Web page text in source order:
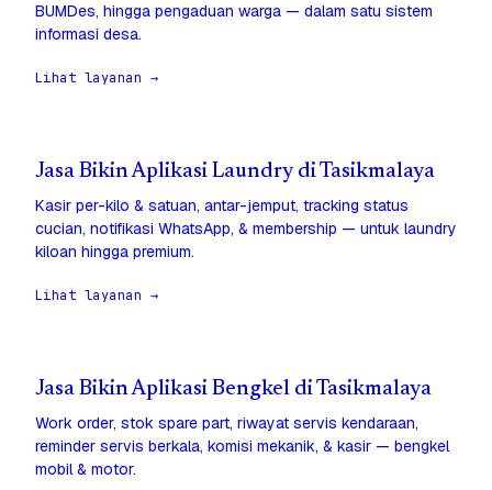
BUMDes, hingga pengaduan warga — dalam satu sistem
informasi desa.
Lihat layanan →
Jasa Bikin Aplikasi Laundry di Tasikmalaya
Kasir per-kilo & satuan, antar-jemput, tracking status
cucian, notifikasi WhatsApp, & membership — untuk laundry
kiloan hingga premium.
Lihat layanan →
Jasa Bikin Aplikasi Bengkel di Tasikmalaya
Work order, stok spare part, riwayat servis kendaraan,
reminder servis berkala, komisi mekanik, & kasir — bengkel
mobil & motor.